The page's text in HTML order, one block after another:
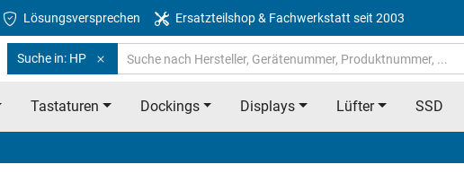
Lösungsversprechen Ersatzteilshop & Fachwerkstatt seit 2003
Suche in: HP
Tastaturen Dockings Displays Lüfter SSD